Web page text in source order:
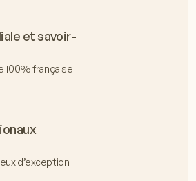
et savoir-
100% française
d’exception